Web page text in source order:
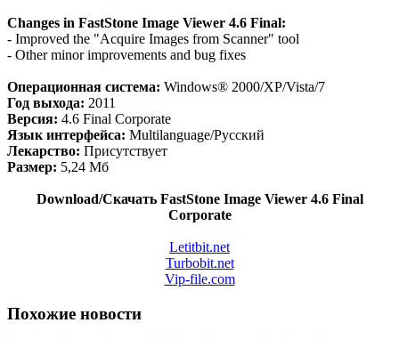
Changes in FastStone Image Viewer 4.6 Final:
- Improved the "Acquire Images from Scanner" tool
- Other minor improvements and bug fixes
Операционная система: Windows® 2000/XP/Vista/7
Год выхода: 2011
Версия: 4.6 Final Corporate
Язык интерфейса: Multilanguage/Русский
Лекарство: Присутствует
Размер: 5,24 Мб
Download/Скачать FastStone Image Viewer 4.6 Final
Corporate
Letitbit.net
Turbobit.net
Vip-file.com
Похожие новости